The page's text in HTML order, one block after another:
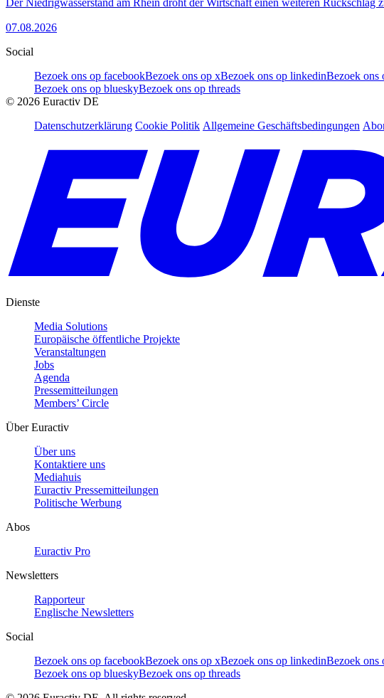
Der Niedrigwasserstand am Rhein droht der Wirtschaft einen weiteren Rückschlag
07.08.2026
Social
Bezoek ons op facebookBezoek ons op xBezoek ons op linkedinBezoek ons
Bezoek ons op blueskyBezoek ons op threads
© 2026 Euractiv DE
Datenschutzerklärung Cookie Politik Allgemeine Geschäftsbedingungen
Dienste
Media Solutions
Europäische öffentliche Projekte
Veranstaltungen
Jobs
Agenda
Pressemitteilungen
Members’ Circle
Über Euractiv
Über uns
Kontaktiere uns
Mediahuis
Euractiv Pressemitteilungen
Politische Werbung
Abos
Euractiv Pro
Newsletters
Rapporteur
Englische Newsletters
Social
Bezoek ons op facebookBezoek ons op xBezoek ons op linkedinBezoek ons
Bezoek ons op blueskyBezoek ons op threads